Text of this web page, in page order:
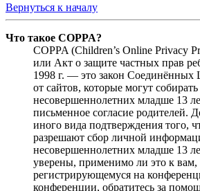
Вернуться к началу
Что такое COPPA?
COPPA (Children’s Online Privacy
или Акт о защите частных прав
1998 г. — это закон
от сайтов, которые могут
несовершеннолетних младше 13
письменное согласие родителей.
иного вида подтверждения того,
разрешают сбор личной
несовершеннолетних младше 13
уверены, применимо ли это к вам,
регистрирующемуся на
конференции, обратитесь за